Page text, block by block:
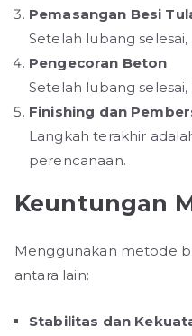
Pemasangan Besi
Setelah lubang
Pengecoran Beton
Setelah lubang
Finishing dan
Langkah terakhir
perencanaan.
Keuntungan
Menggunakan metode
antara lain:
Stabilitas dan